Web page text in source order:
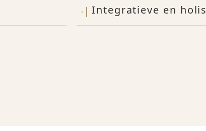
Integratieve en